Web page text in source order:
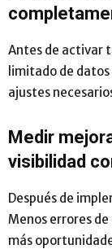
Antes de activar
limitado de
ajustes
Medir
visibilidad
Después de
Menos errores
más